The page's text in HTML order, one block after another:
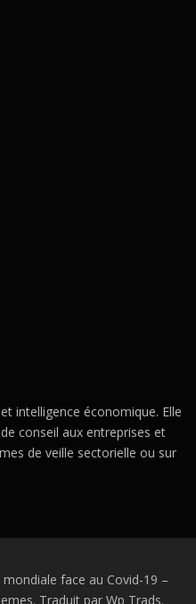
intelligence économique. Elle
conseil aux entreprises et
de veille sectorielle ou sur
face au Covid-19 –
Traduit par Wp Trads.